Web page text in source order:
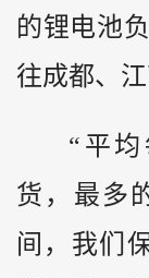
的锂电池
往成都、江
“平
货，最多
间，我们